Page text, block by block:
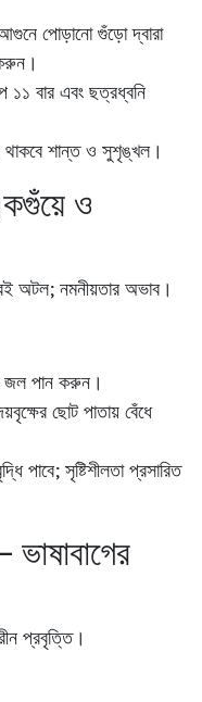
পোড়ানো গুঁড়ো দ্বারা
বার এবং ছত্রধ্বনি
শান্ত ও সুশৃঙ্খল।
ও
অটল; নমনীয়তার অভাব।
পান করুন।
ছোট পাতায় বেঁধে
পাবে; সৃষ্টিশীলতা প্রসারিত
ভাষাবাগের
প্রবৃত্তি।